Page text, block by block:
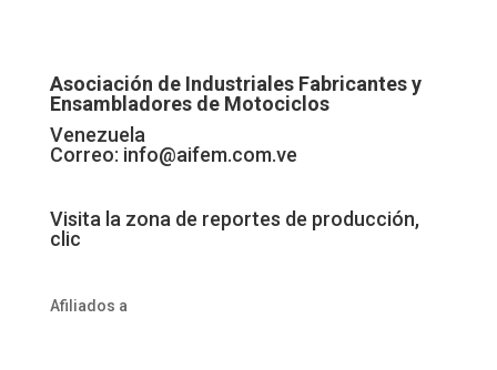
Asociación de Industriales Fabricantes y
Ensambladores de Motociclos
Venezuela
Correo: info@aifem.com.ve
Visita la zona de reportes de producción,
clic
Afiliados a